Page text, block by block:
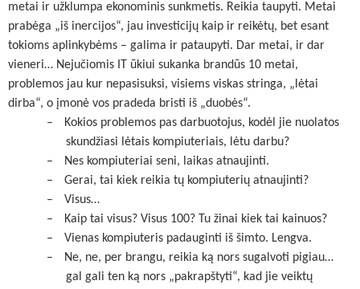
metai ir užklumpa ekonominis sunkmetis. Reikia taupyti. Metai
prabėga „iš inercijos“, jau investicijų kaip ir reikėtų, bet esant
tokioms aplinkybėms – galima ir pataupyti. Dar metai, ir dar
vieneri… Nejučiomis IT ūkiui sukanka brandūs 10 metai,
problemos jau kur nepasisuksi, visiems viskas stringa, „lėtai
dirba“, o įmonė vos pradeda bristi iš „duobės“.
–
Kokios problemos pas darbuotojus, kodėl jie nuolatos
skundžiasi lėtais kompiuteriais, lėtu darbu?
–
Nes kompiuteriai seni, laikas atnaujinti.
–
Gerai, tai kiek reikia tų kompiuterių atnaujinti?
–
Visus…
–
Kaip tai visus? Visus 100? Tu žinai kiek tai kainuos?
–
Vienas kompiuteris padauginti iš šimto. Lengva.
–
Ne, ne, per brangu, reikia ką nors sugalvoti pigiau…
gal gali ten ką nors „pakrapštyti“, kad jie veiktų